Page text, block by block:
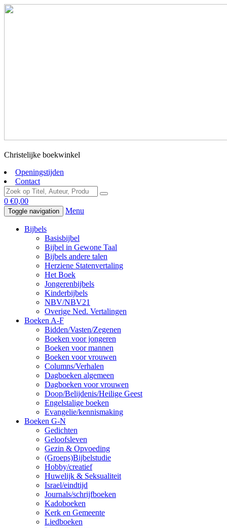
Christelijke boekwinkel
Openingstijden
Contact
0 €0,00
Toggle navigation Menu
Bijbels
Basisbijbel
Bijbel in Gewone Taal
Bijbels andere talen
Herziene Statenvertaling
Het Boek
Jongerenbijbels
Kinderbijbels
NBV/NBV21
Overige Ned. Vertalingen
Boeken A-F
Bidden/Vasten/Zegenen
Boeken voor jongeren
Boeken voor mannen
Boeken voor vrouwen
Columns/Verhalen
Dagboeken algemeen
Dagboeken voor vrouwen
Doop/Belijdenis/Heilige Geest
Engelstalige boeken
Evangelie/kennismaking
Boeken G-N
Gedichten
Geloofsleven
Gezin & Opvoeding
(Groeps)Bijbelstudie
Hobby/creatief
Huwelijk & Seksualiteit
Israel/eindtijd
Journals/schrijfboeken
Kadoboeken
Kerk en Gemeente
Liedboeken